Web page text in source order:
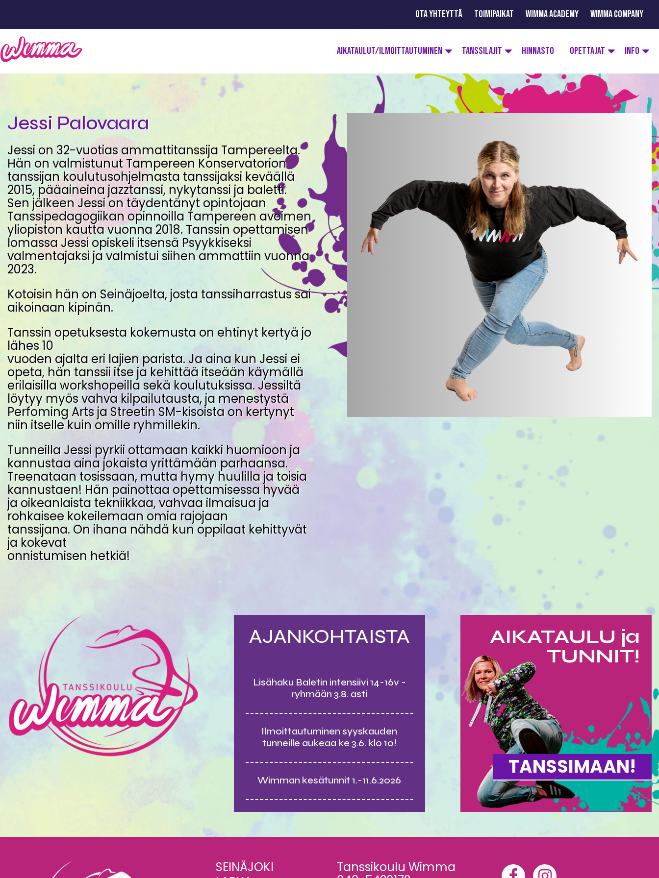
OTA YHTEYTTÄ TOIMIPAIKAT WIMMA ACADEMY WIMMA COMPANY
AIKATAULUT/ILMOITTAUTUMINEN TANSSILAJIT HINNASTO OPETTAJAT INFO
Jessi Palovaara
Jessi on 32-vuotias ammattitanssija Tampereelta.
Hän on valmistunut Tampereen Konservatorion
tanssijan koulutusohjelmasta tanssijaksi keväällä
2015, pääaineina jazztanssi, nykytanssi ja baletti.
Sen jälkeen Jessi on täydentänyt opintojaan
Tanssipedagogiikan opinnoilla Tampereen avoimen
yliopiston kautta vuonna 2018. Tanssin opettamisen
lomassa Jessi opiskeli itsensä Psyykkiseksi
valmentajaksi ja valmistui siihen ammattiin vuonna
2023.
Kotoisin hän on Seinäjoelta, josta tanssiharrastus sai
aikoinaan kipinän.
Tanssin opetuksesta kokemusta on ehtinyt kertyä jo
lähes 10
vuoden ajalta eri lajien parista. Ja aina kun Jessi ei
opeta, hän tanssii itse ja kehittää itseään käymällä
erilaisilla workshopeilla sekä koulutuksissa. Jessiltä
löytyy myös vahva kilpailutausta, ja menestystä
Perfoming Arts ja Streetin SM-kisoista on kertynyt
niin itselle kuin omille ryhmillekin.
Tunneilla Jessi pyrkii ottamaan kaikki huomioon ja
kannustaa aina jokaista yrittämään parhaansa.
Treenataan tosissaan, mutta hymy huulilla ja toisia
kannustaen! Hän painottaa opettamisessa hyvää
ja oikeanlaista tekniikkaa, vahvaa ilmaisua ja
rohkaisee kokeilemaan omia rajojaan
tanssijana. On ihana nähdä kun oppilaat kehittyvät
ja kokevat
onnistumisen hetkiä!
AJANKOHTAISTA
Lisähaku Baletin intensiivi 14-16v -
ryhmään 3.8. asti
Ilmoittautuminen syyskauden
tunneille aukeaa ke 3.6. klo 10!
Wimman kesätunnit 1.-11.6.2026
AIKATAULU ja
TUNNIT!
TANSSIMAAN!
SEINÄJOKI
Tanssikoulu Wimma